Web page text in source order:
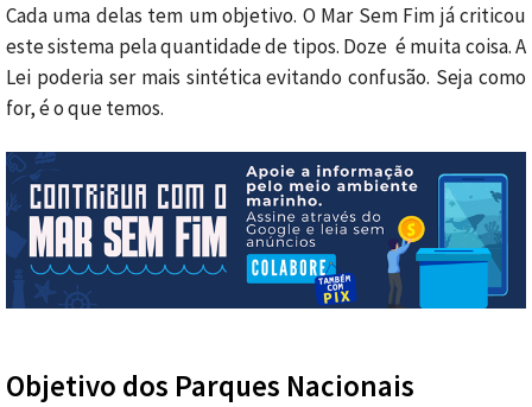
Cada uma delas tem um objetivo. O Mar Sem Fim já criticou
este sistema pela quantidade de tipos. Doze é muita coisa. A
Lei poderia ser mais sintética evitando confusão. Seja como
for, é o que temos.
Objetivo dos Parques Nacionais